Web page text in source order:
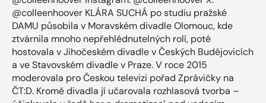
@colleenhoover KLÁRA SUCHÁ po studiu pražské
DAMU působila v Moravském divadle Olomouc, kde
ztvárnila mnoho nepřehlédnutelných rolí, poté
hostovala v Jihočeském divadle v Českých Budějovicích
a ve Stavovském divadle v Praze. V roce 2015
moderovala pro Českou televizi pořad Zprávičky na
ČT:D. Kromě divadla jí učarovala rozhlasová tvorba –